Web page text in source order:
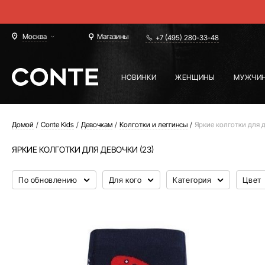
Москва Магазины +7 (495) 280-33-48
НОВИНКИ ЖЕНЩИНЫ
Домой Conte Kids Девочкам Колготки и леггинсы Яркие колготки для
ЯРКИЕ КОЛГОТКИ ДЛЯ ДЕВОЧКИ (23)
По обновлению Для кого Категория Цвет